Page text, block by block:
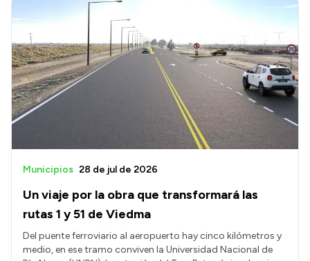
Un viaje por la obra que transformará las
rutas 1 y 51 de Viedma
Municipios 28 de jul de 2026
Del puente ferroviario al aeropuerto hay cinco kilómetros y
medio, en ese tramo conviven la Universidad Nacional de